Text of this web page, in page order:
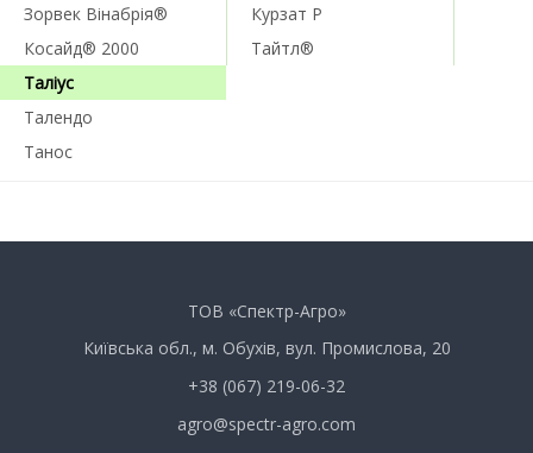
Зорвек Вінабрія®
Косайд® 2000
Курзат Р
Тайтл®
Таліус
Талендо
Танос
ТОВ «Спектр-Агро»
Київська обл., м. Обухів, вул. Промислова, 20
+38 (067) 219-06-32
agro@spectr-agro.com